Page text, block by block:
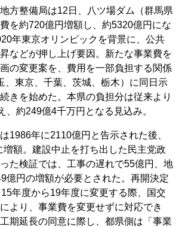
方整備局は12日、八ツ場ダム（群馬県
を約720億円増額し、約5320億円にな
年東京オリンピックを背景に、公共
などが押し上げ要因。新たな事業費を
の変更案を、費用を一部負担する関係
、東京、千葉、茨城、栃木）に同日示
きを始めた。本県の負担分は従来より
、約249億4千万円となる見込み。
1986年に2110億円と告示された後、
額。建設中止を打ち出した民主党政
た検証では、工事の遅れで55億円、地
億円の増額が必要とされた。再開決定
年度から19年度に変更する際、国交
より、事業費を変更せずに対応でき
期延長の同意に際し、都県側は「事業